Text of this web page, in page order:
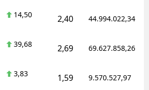
14,50 2,40 44.994.022,34
39,68 2,69 69.627.858,26
3,83 1,59 9.570.527,97